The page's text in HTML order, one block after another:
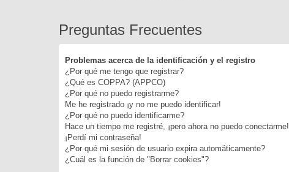
Preguntas Frecuentes
Problemas acerca de la identificación y el registro
¿Por qué me tengo que registrar?
¿Qué es COPPA? (APPCO)
¿Por qué no puedo registrarme?
Me he registrado ¡y no me puedo identificar!
¿Por qué no puedo identificarme?
Hace un tiempo me registré, ¡pero ahora no puedo conectarme!
¡Perdí mi contraseña!
¿Por qué mi sesión de usuario expira automáticamente?
¿Cuál es la función de "Borrar cookies"?